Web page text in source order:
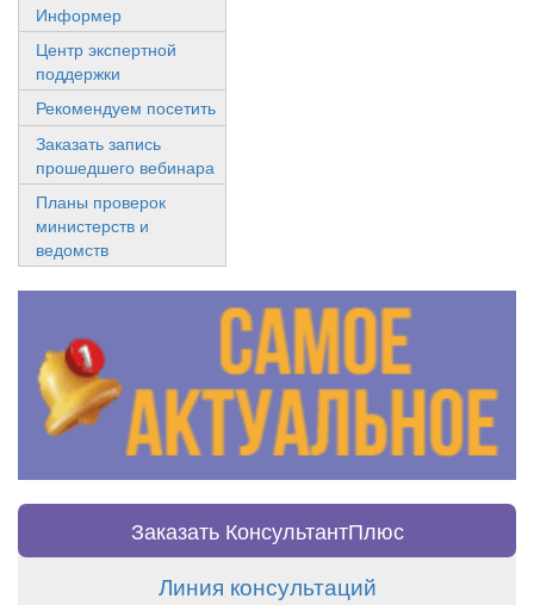
Информер
Центр экспертной
поддержки
Рекомендуем посетить
Заказать запись
прошедшего вебинара
Планы проверок
министерств и
ведомств
Заказать КонсультантПлюс
Линия консультаций